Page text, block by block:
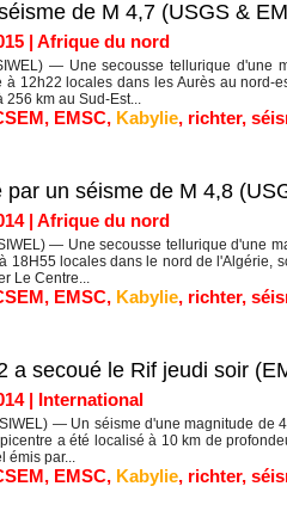
de M 4,7 (USGS &
| Afrique du nord
— Une secousse tellurique d'une
à 12h22 locales dans les Aurès au nord-
256 km au Sud-Est...
, EMSC, Kabylie, richter,
un séisme de M 4,8
| Afrique du nord
— Une secousse tellurique d'une
18H55 locales dans le nord de l'Algérie,
Le Centre...
, EMSC, Kabylie, richter,
a secoué le Rif jeudi soir
| International
— Un séisme d'une magnitude de
a été localisé à 10 km de
émis par...
, EMSC, Kabylie, richter,